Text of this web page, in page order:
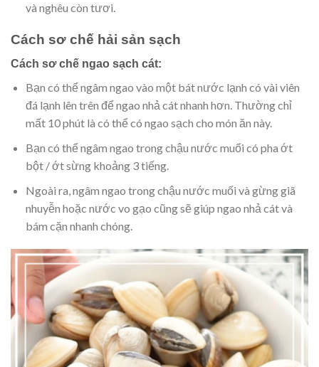
và nghêu còn tươi.
Cách sơ chế hải sản sạch
Cách sơ chế ngao sạch cát:
Bạn có thể ngâm ngao vào một bát nước lạnh có vài viên
đá lạnh lên trên để ngao nhả cát nhanh hơn. Thường chỉ
mất 10 phút là có thể có ngao sạch cho món ăn này.
Bạn có thể ngâm ngao trong chậu nước muối có pha ớt
bột / ớt sừng khoảng 3 tiếng.
Ngoài ra, ngâm ngao trong chậu nước muối và gừng giã
nhuyễn hoặc nước vo gạo cũng sẽ giúp ngao nhả cát và
bám cặn nhanh chóng.